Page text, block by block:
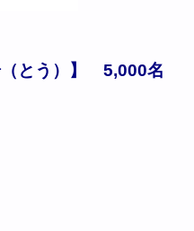
とう）】 5,000名